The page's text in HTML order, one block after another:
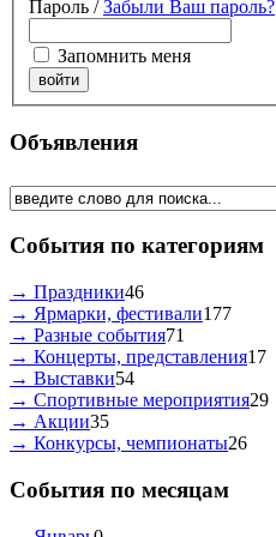
Пароль /Забыли Ваш пароль?
Запомнить меня
Объявления
События по категориям
→ Праздники46
→ Ярмарки, фестивали177
→ Разные события71
→ Концерты, представления17
→ Выставки54
→ Спортивные мероприятия29
→ Акции35
→ Конкурсы, чемпионаты26
События по месяцам